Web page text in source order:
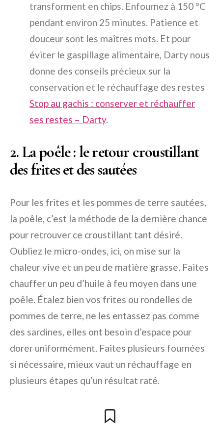
transforment en chips. Enfournez à 150 °C
pendant environ 25 minutes. Patience et
douceur sont les maîtres mots. Et pour
éviter le gaspillage alimentaire, Darty nous
donne des conseils précieux sur la
conservation et le réchauffage des restes
Stop au gachis : conserver et réchauffer
ses restes – Darty.
2. La poêle : le retour croustillant
des frites et des sautées
Pour les frites et les pommes de terre sautées,
la poêle, c’est la méthode de la dernière chance
pour retrouver ce croustillant tant désiré.
Oubliez le micro-ondes, ici, on mise sur la
chaleur vive et un peu de matière grasse. Faites
chauffer un peu d’huile à feu moyen dans une
poêle. Étalez bien vos frites ou rondelles de
pommes de terre, ne les entassez pas comme
des sardines, elles ont besoin d’espace pour
dorer uniformément. Faites plusieurs fournées
si nécessaire, mieux vaut un réchauffage en
plusieurs étapes qu’un résultat raté.